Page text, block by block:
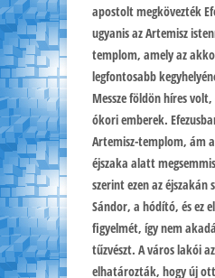
apostolt megkövezték
ugyanis az Artemisz
templom, amely az
legfontosabb
Messze földön híres
ókori emberek.
Artemisz-templom, ám
éjszaka alatt
szerint ezen az éjszakán
Sándor, a hódító, és ez
figyelmét, így nem
tűzvészt. A város lakói
elhatározták, hogy új